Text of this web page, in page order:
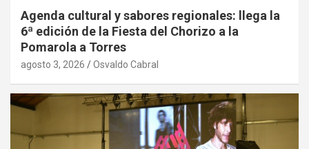
Agenda cultural y sabores regionales: llega la
6ª edición de la Fiesta del Chorizo a la
Pomarola a Torres
agosto 3, 2026 Osvaldo Cabral